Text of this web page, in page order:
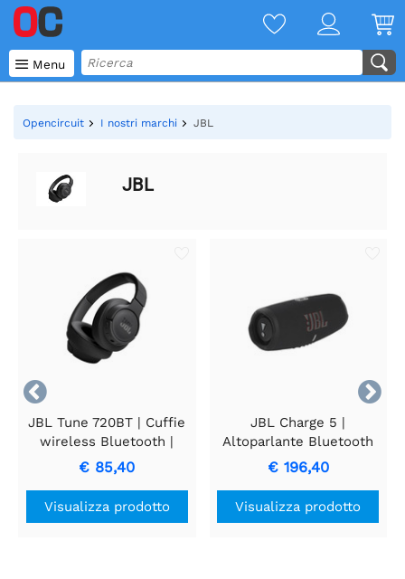
 Menu
Opencircuit I nostri marchi JBL
JBL


JBL Tune 720BT | Cuffie
wireless Bluetooth |
Over Ear | Nero
€ 85,40
Visualizza prodotto
JBL Charge 5 |
Altoparlante Bluetooth
portatile | Nero
€ 196,40
Visualizza prodotto